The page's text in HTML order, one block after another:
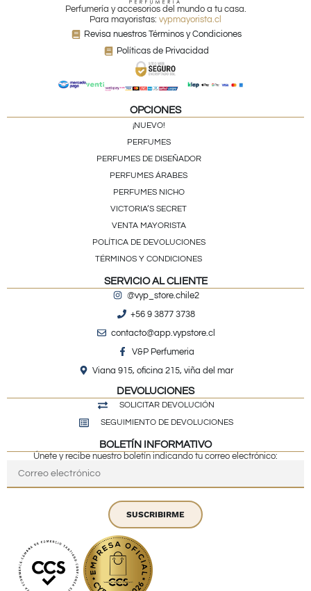
Perfumería y accesorios del mundo a tu casa.
Para mayoristas: vypmayorista.cl
Revisa nuestros Términos y Condiciones
Políticas de Privacidad
OPCIONES
¡NUEVO!
PERFUMES
PERFUMES DE DISEÑADOR
PERFUMES ÁRABES
PERFUMES NICHO
VICTORIA’S SECRET
VENTA MAYORISTA
POLÍTICA DE DEVOLUCIONES
TÉRMINOS Y CONDICIONES
SERVICIO AL CLIENTE
@vyp_store.chile2
+56 9 3877 3738
contacto@app.vypstore.cl
V&P Perfumeria
Viana 915, oficina 215, viña del mar
DEVOLUCIONES
SOLICITAR DEVOLUCIÓN
SEGUIMIENTO DE DEVOLUCIONES
BOLETÍN INFORMATIVO
Únete y recibe nuestro boletín indicando tu correo electrónico:
SUSCRIBIRME